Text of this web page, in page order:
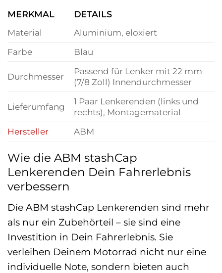
MERKMAL
DETAILS
Material
Aluminium, eloxiert
Farbe
Blau
Durchmesser
Passend für Lenker mit 22 mm
(7/8 Zoll) Innendurchmesser
Lieferumfang
1 Paar Lenkerenden (links und
rechts), Montagematerial
Hersteller
ABM
Wie die ABM stashCap
Lenkerenden Dein Fahrerlebnis
verbessern
Die ABM stashCap Lenkerenden sind mehr
als nur ein Zubehörteil – sie sind eine
Investition in Dein Fahrerlebnis. Sie
verleihen Deinem Motorrad nicht nur eine
individuelle Note, sondern bieten auch